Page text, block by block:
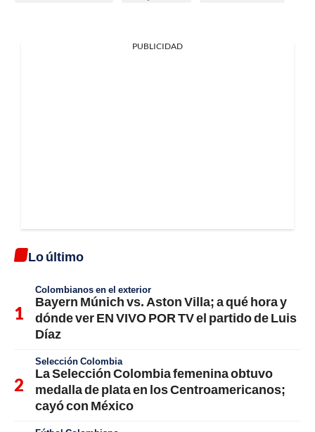
PUBLICIDAD
Lo último
Colombianos en el exterior
Bayern Múnich vs. Aston Villa; a qué hora y
dónde ver EN VIVO POR TV el partido de Luis
Díaz
Selección Colombia
La Selección Colombia femenina obtuvo
medalla de plata en los Centroamericanos;
cayó con México